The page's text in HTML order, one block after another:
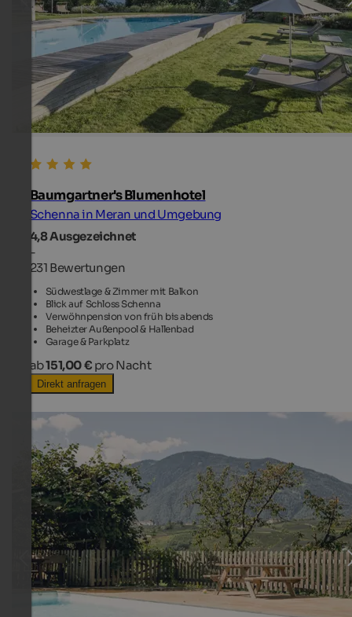
Baumgartner's Blumenhotel
Schenna in Meran und Umgebung
4,8Ausgezeichnet
-
231 Bewertungen
Südwestlage & Zimmer mit Balkon
Blick auf Schloss Schenna
Verwöhnpension von früh bis abends
Beheizter Außenpool & Hallenbad
Garage & Parkplatz
ab151,00 € pro Nacht
Direkt anfragen